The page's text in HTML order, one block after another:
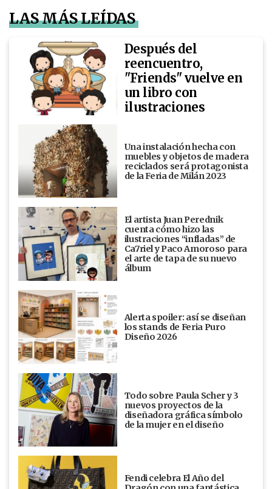
LAS MÁS LEÍDAS
Después del
reencuentro,
"Friends" vuelve en
un libro con
ilustraciones
Una instalación hecha con
muebles y objetos de madera
reciclados será protagonista
de la Feria de Milán 2023
El artista Juan Perednik
cuenta cómo hizo las
ilustraciones “infladas” de
Ca7riel y Paco Amoroso para
el arte de tapa de su nuevo
álbum
Alerta spoiler: así se diseñan
los stands de Feria Puro
Diseño 2026
Todo sobre Paula Scher y 3
nuevos proyectos de la
diseñadora gráfica símbolo
de la mujer en el diseño
Fendi celebra El Año del